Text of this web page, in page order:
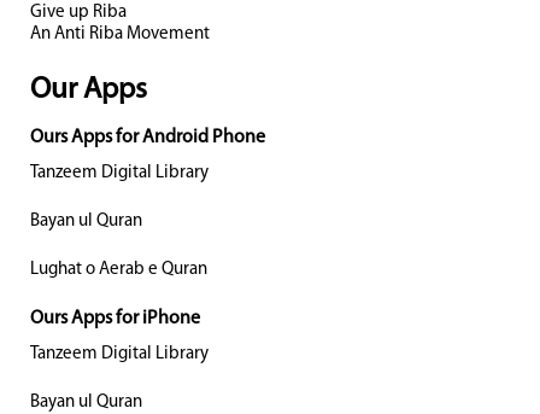
Give up Riba
An Anti Riba Movement
Our Apps
Ours Apps for Android Phone
Tanzeem Digital Library
Bayan ul Quran
Lughat o Aerab e Quran
Ours Apps for iPhone
Tanzeem Digital Library
Bayan ul Quran